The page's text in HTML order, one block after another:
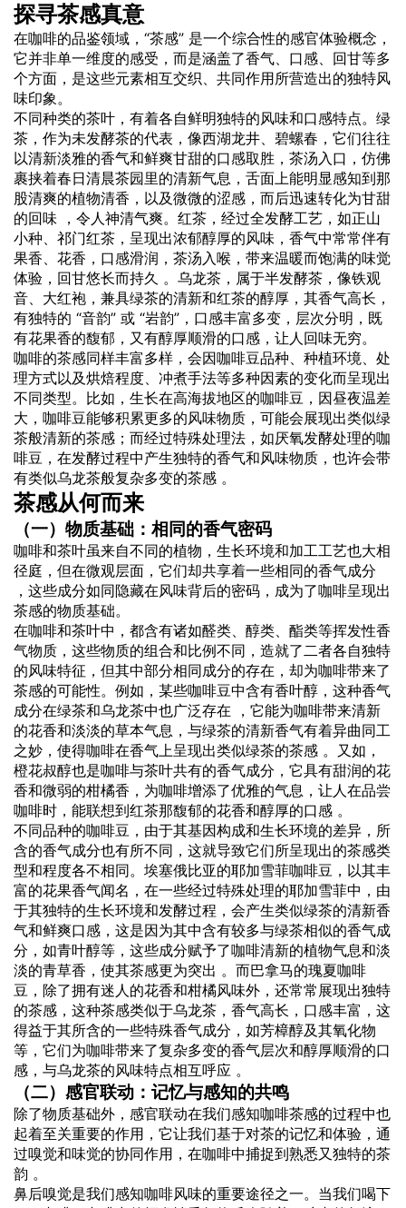
探寻茶感真意
在咖啡的品鉴领域，“茶感” 是一个综合性的感官体验概念，
它并非单一维度的感受，而是涵盖了香气、口感、回甘等多
个方面，是这些元素相互交织、共同作用所营造出的独特风
味印象。
不同种类的茶叶，有着各自鲜明独特的风味和口感特点。绿
茶，作为未发酵茶的代表，像西湖龙井、碧螺春，它们往往
以清新淡雅的香气和鲜爽甘甜的口感取胜，茶汤入口，仿佛
裹挟着春日清晨茶园里的清新气息，舌面上能明显感知到那
股清爽的植物清香，以及微微的涩感，而后迅速转化为甘甜
的回味 ，令人神清气爽。红茶，经过全发酵工艺，如正山
小种、祁门红茶，呈现出浓郁醇厚的风味，香气中常常伴有
果香、花香，口感滑润，茶汤入喉，带来温暖而饱满的味觉
体验，回甘悠长而持久 。乌龙茶，属于半发酵茶，像铁观
音、大红袍，兼具绿茶的清新和红茶的醇厚，其香气高长，
有独特的 “音韵” 或 “岩韵”，口感丰富多变，层次分明，既
有花果香的馥郁，又有醇厚顺滑的口感，让人回味无穷。
咖啡的茶感同样丰富多样，会因咖啡豆品种、种植环境、处
理方式以及烘焙程度、冲煮手法等多种因素的变化而呈现出
不同类型。比如，生长在高海拔地区的咖啡豆，因昼夜温差
大，咖啡豆能够积累更多的风味物质，可能会展现出类似绿
茶般清新的茶感；而经过特殊处理法，如厌氧发酵处理的咖
啡豆，在发酵过程中产生独特的香气和风味物质，也许会带
有类似乌龙茶般复杂多变的茶感 。
茶感从何而来
（一）物质基础：相同的香气密码
咖啡和茶叶虽来自不同的植物，生长环境和加工工艺也大相
径庭，但在微观层面，它们却共享着一些相同的香气成分
，这些成分如同隐藏在风味背后的密码，成为了咖啡呈现出
茶感的物质基础。
在咖啡和茶叶中，都含有诸如醛类、醇类、酯类等挥发性香
气物质，这些物质的组合和比例不同，造就了二者各自独特
的风味特征，但其中部分相同成分的存在，却为咖啡带来了
茶感的可能性。例如，某些咖啡豆中含有香叶醇，这种香气
成分在绿茶和乌龙茶中也广泛存在 ，它能为咖啡带来清新
的花香和淡淡的草本气息，与绿茶的清新香气有着异曲同工
之妙，使得咖啡在香气上呈现出类似绿茶的茶感 。又如，
橙花叔醇也是咖啡与茶叶共有的香气成分，它具有甜润的花
香和微弱的柑橘香，为咖啡增添了优雅的气息，让人在品尝
咖啡时，能联想到红茶那馥郁的花香和醇厚的口感 。
不同品种的咖啡豆，由于其基因构成和生长环境的差异，所
含的香气成分也有所不同，这就导致它们所呈现出的茶感类
型和程度各不相同。埃塞俄比亚的耶加雪菲咖啡豆，以其丰
富的花果香气闻名，在一些经过特殊处理的耶加雪菲中，由
于其独特的生长环境和发酵过程，会产生类似绿茶的清新香
气和鲜爽口感，这是因为其中含有较多与绿茶相似的香气成
分，如青叶醇等，这些成分赋予了咖啡清新的植物气息和淡
淡的青草香，使其茶感更为突出 。而巴拿马的瑰夏咖啡
豆，除了拥有迷人的花香和柑橘风味外，还常常展现出独特
的茶感，这种茶感类似于乌龙茶，香气高长，口感丰富，这
得益于其所含的一些特殊香气成分，如芳樟醇及其氧化物
等，它们为咖啡带来了复杂多变的香气层次和醇厚顺滑的口
感，与乌龙茶的风味特点相互呼应 。
（二）感官联动：记忆与感知的共鸣
除了物质基础外，感官联动在我们感知咖啡茶感的过程中也
起着至关重要的作用，它让我们基于对茶的记忆和体验，通
过嗅觉和味觉的协同作用，在咖啡中捕捉到熟悉又独特的茶
韵 。
鼻后嗅觉是我们感知咖啡风味的重要途径之一。当我们喝下